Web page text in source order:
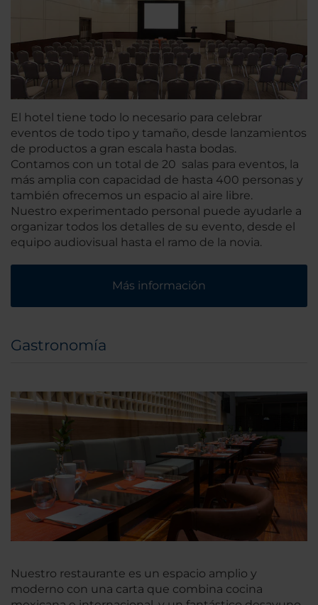
El hotel tiene todo lo necesario para celebrar
eventos de todo tipo y tamaño, desde lanzamientos
de productos a gran escala hasta bodas.
Contamos con un total de 20 salas para eventos, la
más amplia con capacidad de hasta 400 personas y
también ofrecemos un espacio al aire libre.
Nuestro experimentado personal puede ayudarle a
organizar todos los detalles de su evento, desde el
equipo audiovisual hasta el ramo de la novia.
Más información
Gastronomía
Nuestro restaurante es un espacio amplio y
moderno con una carta que combina cocina